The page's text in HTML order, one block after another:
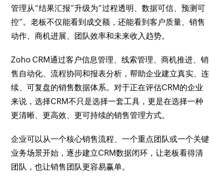
管理从“结果汇报”升级为“过程透明、数据可信、预测可
控”。老板不仅能看到成交额，还能看到客户质量、销售
动作、商机进展、团队效率和未来收入趋势。
Zoho CRM通过客户信息管理、线索管理、商机推进、销
售自动化、流程协同和报表分析，帮助企业建立真实、连
续、可复盘的销售数据体系。对于正在评估CRM的企业
来说，选择CRM不只是选择一套工具，更是在选择一种
更清晰、更高效、更可持续的销售管理方式。
企业可以从一个核心销售流程、一个重点团队或一个关键
业务场景开始，逐步建立CRM数据闭环，让老板看得清
团队，也让销售团队更容易赢单。